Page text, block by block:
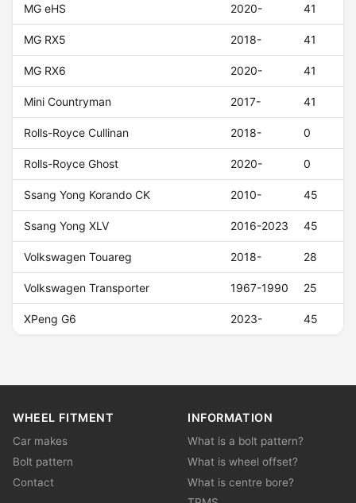
MG eHS 2020- 41
MG RX5 2018- 41
MG RX6 2020- 41
Mini Countryman 2017- 41
Rolls-Royce Cullinan 2018- 0
Rolls-Royce Ghost 2020- 0
Ssang Yong Korando CK 2010- 45
Ssang Yong XLV 2016-2023 45
Volkswagen Touareg 2018- 28
Volkswagen Transporter 1967-1990 25
XPeng G6 2023- 45
WHEEL FITMENT
Car makes
Bolt pattern
Contact
INFORMATION
What is a bolt pattern?
What is wheel offset?
What is centre bore?